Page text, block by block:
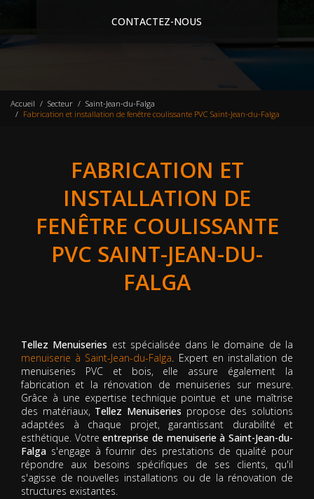
CONTACTEZ-NOUS
Accueil Secteur
Saint-Jean-du-Falga
Fabrication et installation de fenêtre coulissante PVC Saint-Jean-du-Falga
FABRICATION ET
INSTALLATION DE
FENÊTRE COULISSANTE
PVC SAINT-JEAN-DU-
FALGA
Tellez Menuiseries est spécialisée dans le domaine de la
menuiserie à Saint-Jean-du-Falga. Expert en installation de
menuiseries PVC et bois, elle assure également la
fabrication et la rénovation de menuiseries sur mesure.
Grâce à une expertise technique pointue et une maîtrise
des matériaux, Tellez Menuiseries propose des solutions
adaptées à chaque projet, garantissant durabilité et
esthétique. Votreentreprise de menuiserie à Saint-Jean-du-
Falga s'engage à fournir des prestations de qualité pour
répondre aux besoins spécifiques de ses clients, qu'il
s'agisse de nouvelles installations ou de la rénovation de
structures existantes.